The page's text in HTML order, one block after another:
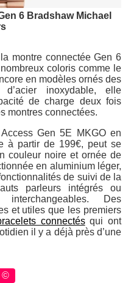
6 Bradshaw Michael
montre connectée Gen 6
coloris comme le
en modèles ornés des
d’acier inoxydable, elle
de charge deux fois
montres connectées.
Gen 5E MKGO en
à partir de 199€, peut se
couleur noire et ornée de
en aluminium léger,
de suivi de la
parleurs intégrés ou
Des
et utiles que les premiers
connectésqui ont
il y a déjà près d’une
©